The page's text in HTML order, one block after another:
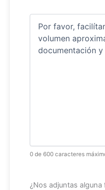
Comentarios
0 de 600 caracteres
Archivo
¿Nos adjuntas